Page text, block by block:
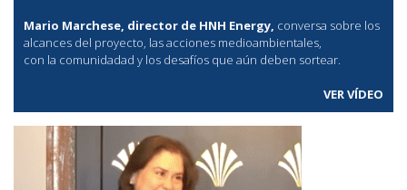
Mario Marchese, director de HNH Energy, conversa sobre los
alcances del proyecto, las acciones medioambientales,
con la comunidadad y los desafíos que aún deben sortear.
VER VÍDEO